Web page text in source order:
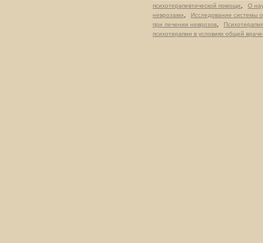
психотерапевтической помощи,
О
неврозами,
Исследование системы
при лечении неврозов,
психотерапии в условиях общей